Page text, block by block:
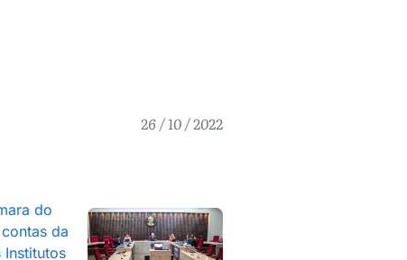
26 / 10 / 2022
do
da
Institutos